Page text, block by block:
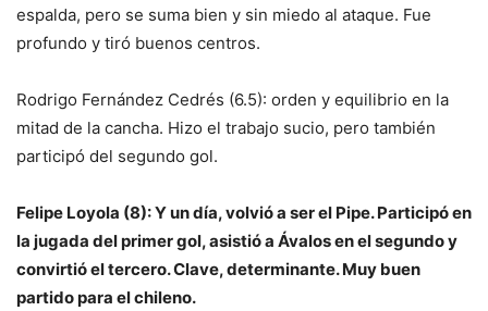
espalda, pero se suma bien y sin miedo al ataque. Fue
profundo y tiró buenos centros.
Rodrigo Fernández Cedrés (6.5): orden y equilibrio en la
mitad de la cancha. Hizo el trabajo sucio, pero también
participó del segundo gol.
Felipe Loyola (8): Y un día, volvió a ser el Pipe. Participó en
la jugada del primer gol, asistió a Ávalos en el segundo y
convirtió el tercero. Clave, determinante. Muy buen
partido para el chileno.